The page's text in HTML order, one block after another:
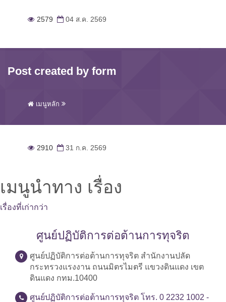
2579 04 ส.ค. 2569
Post created by form
เมนูหลัก
2910 31 ก.ค. 2569
เมนูนำทาง เรื่อง
เรื่องที่เก่ากว่า
ศูนย์ปฏิบัติการต่อต้านการทุจริต
ศูนย์ปฏิบัติการต่อต้านการทุจริต สำนักงานปลัด
กระทรวงแรงงาน ถนนมิตรไมตรี แขวงดินแดง เขต
ดินแดง กทม.10400
ศูนย์ปฏิบัติการต่อต้านการทุจริต โทร. 0 2232 1002 -